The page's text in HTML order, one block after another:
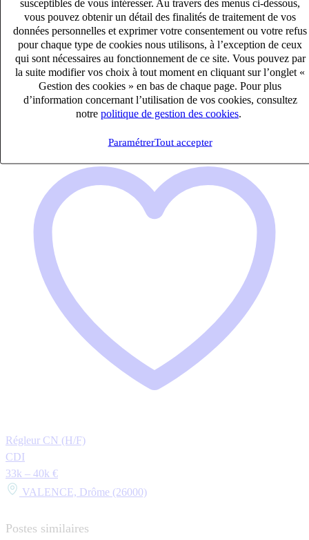
susceptibles de vous intéresser. Au travers des menus ci-dessous,
vous pouvez obtenir un détail des finalités de traitement de vos
données personnelles et exprimer votre consentement ou votre refus
pour chaque type de cookies nous utilisons, à l’exception de ceux
qui sont nécessaires au fonctionnement de ce site. Vous pouvez par
la suite modifier vos choix à tout moment en cliquant sur l’onglet «
Gestion des cookies » en bas de chaque page. Pour plus
d’information concernant l’utilisation de vos cookies, consultez
notre politique de gestion des cookies
ParamétrerTout accepter
Fraiseur /programmeur – CN (F/H)
CDI
33k – 40k €
Valence, Drôme (26000)
Publié le 08/08/2026
Industrie & Ingénierie
Régleur CN (H/F)
CDI
33k – 40k €
VALENCE, Drôme (26000)
Postes similaires